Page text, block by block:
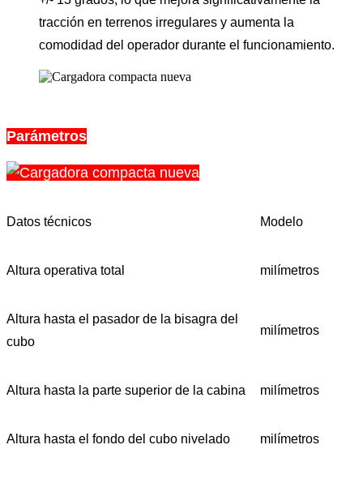
tracción en terrenos irregulares y aumenta la
comodidad del operador durante el funcionamiento.
Parámetros
Datos técnicos Modelo
Altura operativa total milímetros
Altura hasta el pasador de la bisagra del
cubo
milímetros
Altura hasta la parte superior de la cabina milímetros
Altura hasta el fondo del cubo nivelado milímetros